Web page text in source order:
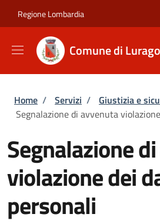
Regione Lombardia
Comune di
Briciole di pane
Home / Servizi / Giustizia e
Segnalazione di avvenuta
Segnalazione
violazione dei
personali